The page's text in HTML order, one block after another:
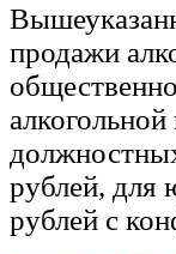
продажи
рублей, для
рублей с